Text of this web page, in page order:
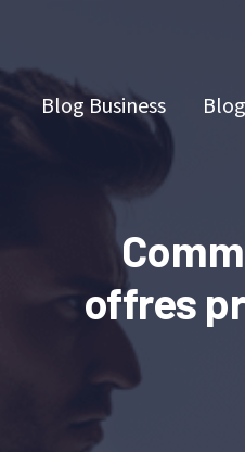
Blog Business
offres